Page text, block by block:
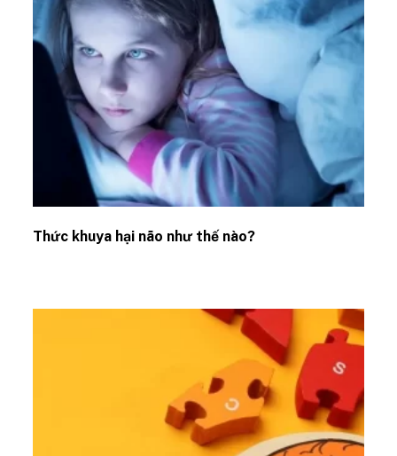
Thức khuya hại não như thế nào?